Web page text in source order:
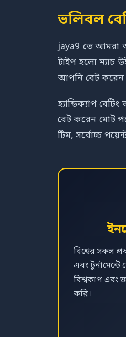
ভলিবল
jaya9 তে আমরা
টাইপ হলো ম্যাচ
আপনি বেট করেন
হ্যান্ডিক্যাপ
বেট করেন মোট
টিম, সর্বোচ্চ
বিশ্বের সকল
এবং
বিশ্বকাপ এবং
করি।